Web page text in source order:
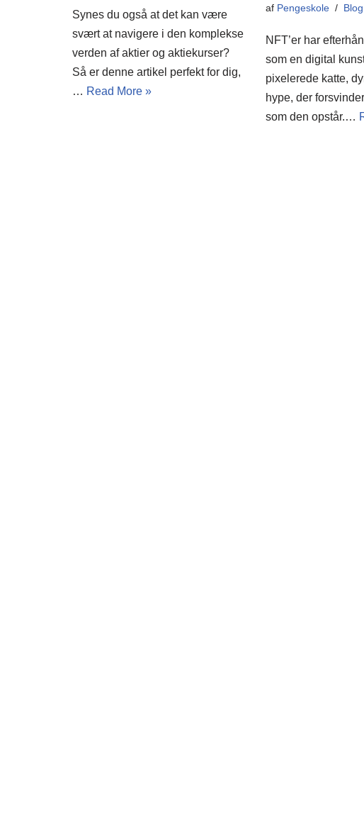
Synes du også at det kan være
svært at navigere i den komplekse
verden af aktier og aktiekurser?
Så er denne artikel perfekt for dig,
… Read More »
af Pengeskole Blog
NFT’er har
som en digital
pixelerede katte,
hype, der
som den opstår.…